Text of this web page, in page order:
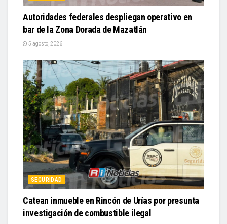
Autoridades federales despliegan operativo en
bar de la Zona Dorada de Mazatlán
5 agosto, 2026
SEGURIDAD
Catean inmueble en Rincón de Urías por presunta
investigación de combustible ilegal